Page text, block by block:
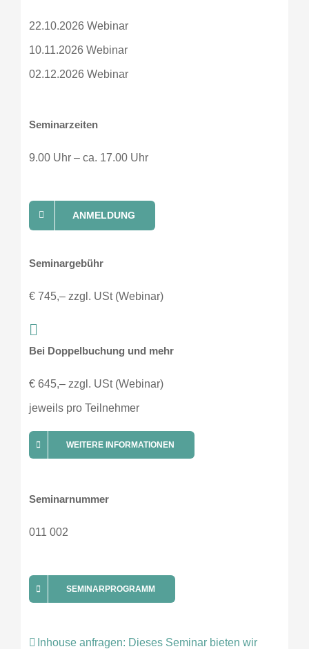
22.10.2026 Webinar
10.11.2026 Webinar
02.12.2026 Webinar
Seminarzeiten
9.00 Uhr – ca. 17.00 Uhr
ANMELDUNG
Seminargebühr
€ 745,– zzgl. USt (Webinar)
Bei Doppelbuchung und mehr
€ 645,– zzgl. USt (Webinar)
jeweils pro Teilnehmer
WEITERE INFORMATIONEN
Seminarnummer
011 002
SEMINARPROGRAMM
Inhouse anfragen: Dieses Seminar bieten wir